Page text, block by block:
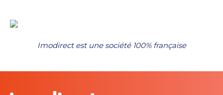
Imodirect est une société 100% française